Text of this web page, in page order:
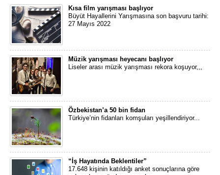
Kısa film yarışması başlıyor
Büyüt Hayallerini Yarışmasına son başvuru tarihi:
27 Mayıs 2022
Müzik yarışması heyecanı başlıyor
Liseler arası müzik yarışması rekora koşuyor,,,
Özbekistan’a 50 bin fidan
Türkiye’nin fidanları komşuları yeşillendiriyor...
“İş Hayatında Beklentiler”
17.648 kişinin katıldığı anket sonuçlarına göre